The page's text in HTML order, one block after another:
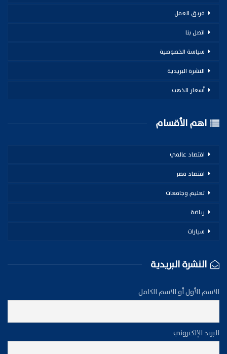
فريق العمل
اتصل بنا
سياسة الخصوصية
النشرة البريدية
أسعار الذهب
اهم الأقسام
اقتصاد عالمي
اقتصاد مصر
تعليم وجامعات
رياضة
سيارات
النشرة البريدية
الاسم الأول أو الاسم الكامل
البريد الإلكتروني